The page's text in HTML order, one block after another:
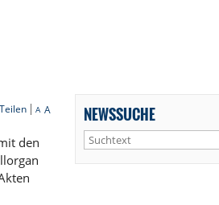
A
A
Teilen
den
NEWSSUCHE